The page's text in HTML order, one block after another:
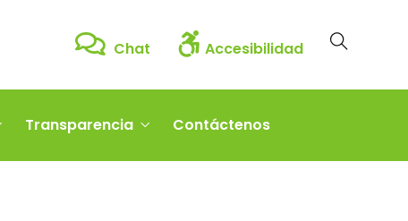
Chat Accesibilidad
Transparencia Contáctenos